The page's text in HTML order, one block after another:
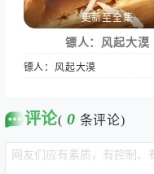
更新至全集
镖人：风起大漠
镖人：风起大漠
评论( 0 条评论)